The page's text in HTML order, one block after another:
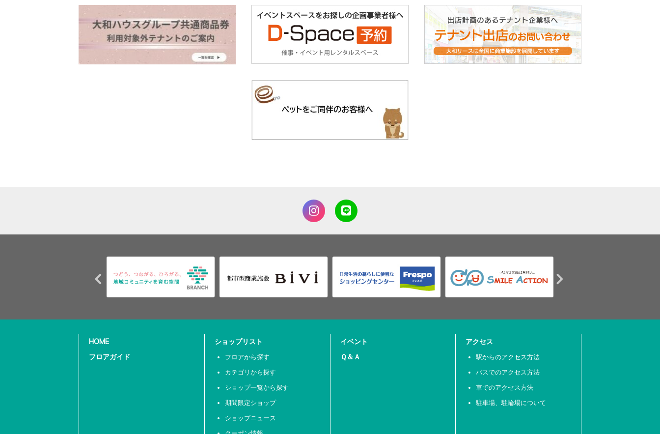
HOME
フロアガイド
ショップリスト
フロアから探す
カテゴリから探す
ショップ一覧から探す
期間限定ショップ
ショップニュース
イベント
Ｑ＆Ａ
アクセス
駅からのアクセス方法
バスでのアクセス方法
車でのアクセス方法
駐車場、駐輪場について